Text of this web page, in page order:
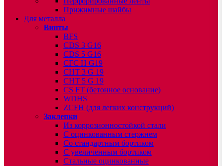
Прижимные шайбы
Для металла
Винты
BFS
CDS 3 G16
CDS 5 G16
CFC H G19
CHT 3 G 19
CHT 5 G 19
CS FT (бетонное основание)
WDHS
ZCFH (для легких конструкций)
Заклепки
Из коррозионностойкой стали
С оцинкованным стержнем
Со стандартным бортиком
С увеличенным бортиком
Стальные оцинкованные